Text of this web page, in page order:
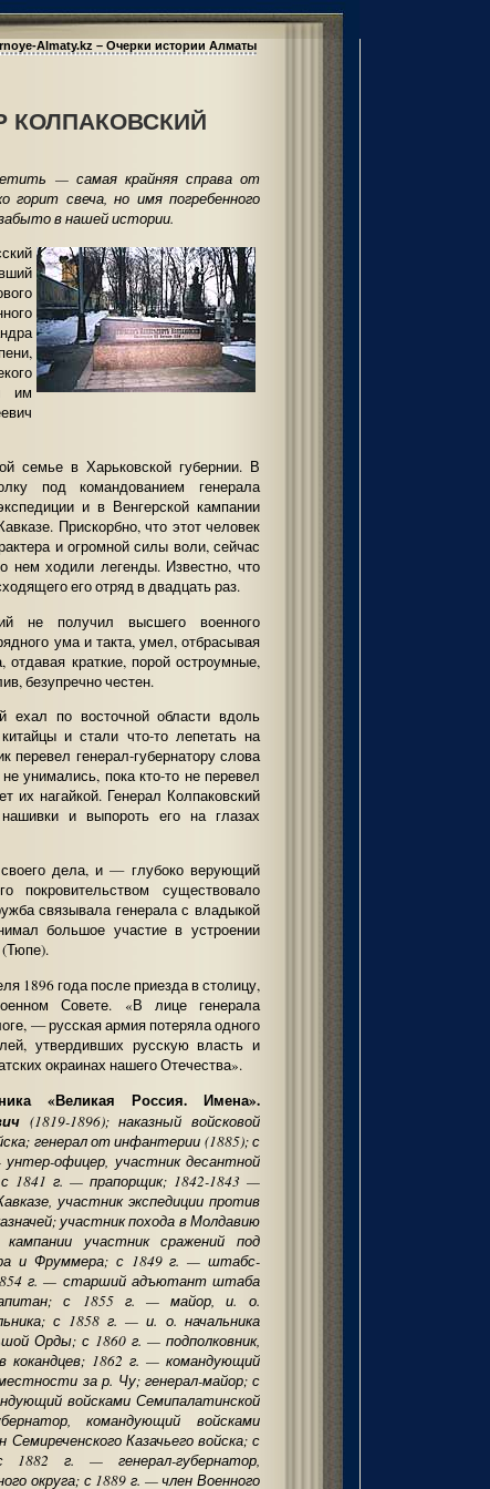
Almaty.kz – Очерки истории Алматы
КОЛПАКОВСКИЙ
— самая крайняя справа от
горит свеча, но имя погребенного
в нашей истории.
им
семье в Харьковской губернии. В
под командованием генерала
и в Венгерской кампании
Прискорбно, что этот человек
и огромной силы воли, сейчас
нем ходили легенды. Известно, что
его отряд в двадцать раз.
не получил высшего военного
ума и такта, умел, отбрасывая
краткие, порой остроумные,
безупречно честен.
ехал по восточной области вдоль
и стали что-то лепетать на
генерал-губернатору слова
унимались, пока кто-то не перевел
их нагайкой. Генерал Колпаковский
и выпороть его на глазах
дела, и — глубоко верующий
существовало
связывала генерала с владыкой
большое участие в устроении
1896 года после приезда в столицу,
Совете. «В лице генерала
— русская армия потеряла одного
утвердивших русскую власть и
окраинах нашего Отечества».
«Великая Россия. Имена».
(1819-1896); наказный войсковой
генерал от инфантерии (1885); с
офицер, участник десантной
с 1841 г. — прапорщик; 1842-1843 —
участник экспедиции против
участник похода в Молдавию
участник сражений под
и Фруммера; с 1849 г. — штабс-
г. — старший адъютант штаба
с 1855 г. — майор, и. о.
с 1858 г. — и. о. начальника
Орды; с 1860 г. — подполковник,
кокандцев; 1862 г. — командующий
за р. Чу; генерал-майор; с
войсками Семипалатинской
командующий войсками
Казачьего войска; с
г. — генерал-губернатор,
округа; с 1889 г. — член Военного